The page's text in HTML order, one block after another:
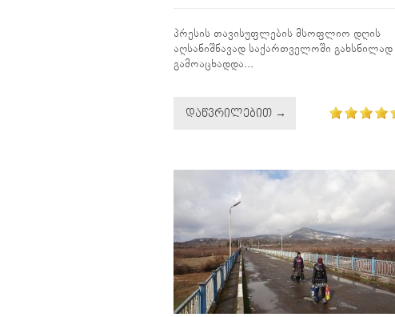
პრესის თავისუფლების მსოფლიო დღის
აღსანიშნავად საქართველოში გახსნილად
გამოაცხადდა...
ᲓᲐᲬᲕᲠᲘᲚᲔᲑᲘᲗ →